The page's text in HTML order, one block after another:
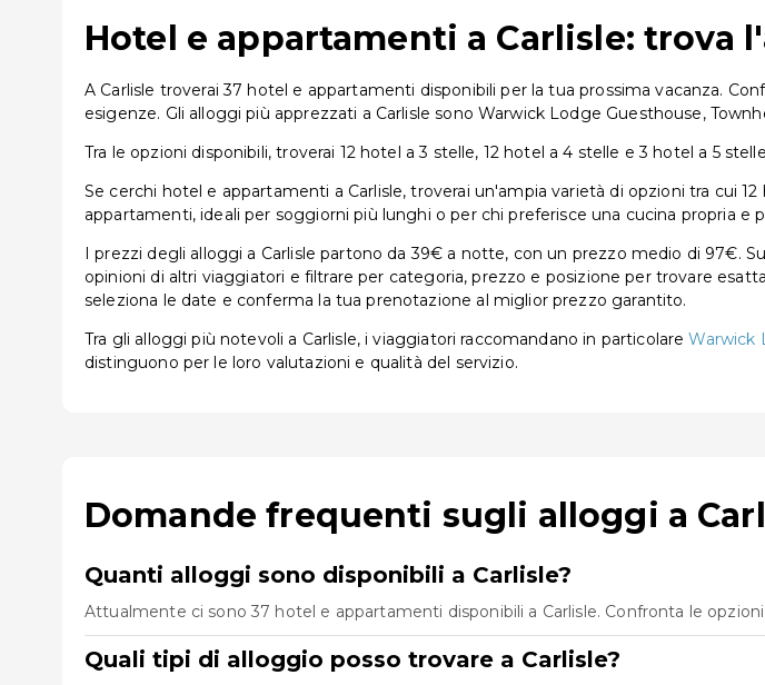
Hotel e appartamenti a Carlisle: trova
A Carlisle troverai 37 hotel e appartamenti disponibili per la tua prossima vacanza.
esigenze. Gli alloggi più apprezzati a Carlisle sono Warwick Lodge Guesthouse,
Tra le opzioni disponibili, troverai 12 hotel a 3 stelle, 12 hotel a 4 stelle e 3 hotel a 5
Se cerchi hotel e appartamenti a Carlisle, troverai un'ampia varietà di opzioni tra cui
appartamenti, ideali per soggiorni più lunghi o per chi preferisce una cucina propria e
I prezzi degli alloggi a Carlisle partono da 39€ a notte, con un prezzo medio di 97€.
opinioni di altri viaggiatori e filtrare per categoria, prezzo e posizione per trovare
seleziona le date e conferma la tua prenotazione al miglior prezzo garantito.
Tra gli alloggi più notevoli a Carlisle, i viaggiatori raccomandano in particolareWarwick
distinguono per le loro valutazioni e qualità del servizio.
Domande frequenti sugli alloggi a
Quanti alloggi sono disponibili a Carlisle?
Attualmente ci sono 37 hotel e appartamenti disponibili a Carlisle. Confronta le
Quali tipi di alloggio posso trovare a Carlisle?